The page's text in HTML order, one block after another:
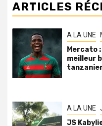
ARTICLES
A LA UNE
Mercato :
meilleur
A LA UNE
JS